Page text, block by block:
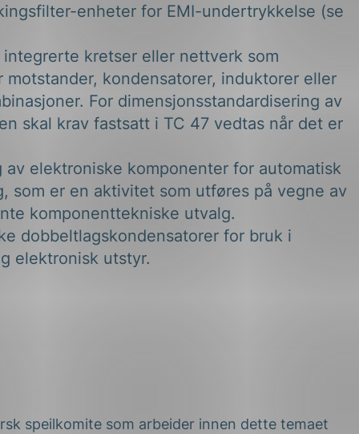
enheter for EMI-undertrykkelse (se
integrerte kretser eller nettverk som
motstander, kondensatorer, induktorer eller
For dimensjonsstandardisering av
skal krav fastsatt i TC 47 vedtas når det er
av elektroniske komponenter for automatisk
som er en aktivitet som utføres på vegne av
komponenttekniske utvalg.
dobbeltlagskondensatorer for bruk i
elektronisk utstyr.
speilkomite som arbeider innen dette temaet